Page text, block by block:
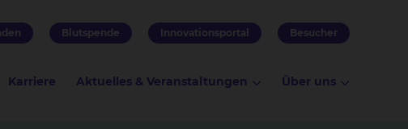
Blutspende Innovationsportal Besucher
Karriere Aktuelles & Veranstaltungen Über uns